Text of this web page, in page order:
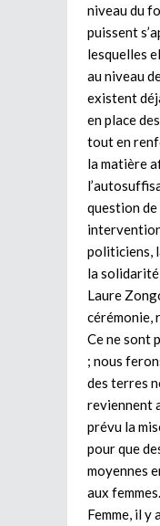
niveau du
puissent
lesquelles
au niveau
existent
en place
tout en
la matière
question
politiciens,
la
Laure
cérémonie,
Ce ne sont
; nous
des terres
reviennent
prévu la
pour que
moyennes
aux
Femme, il y